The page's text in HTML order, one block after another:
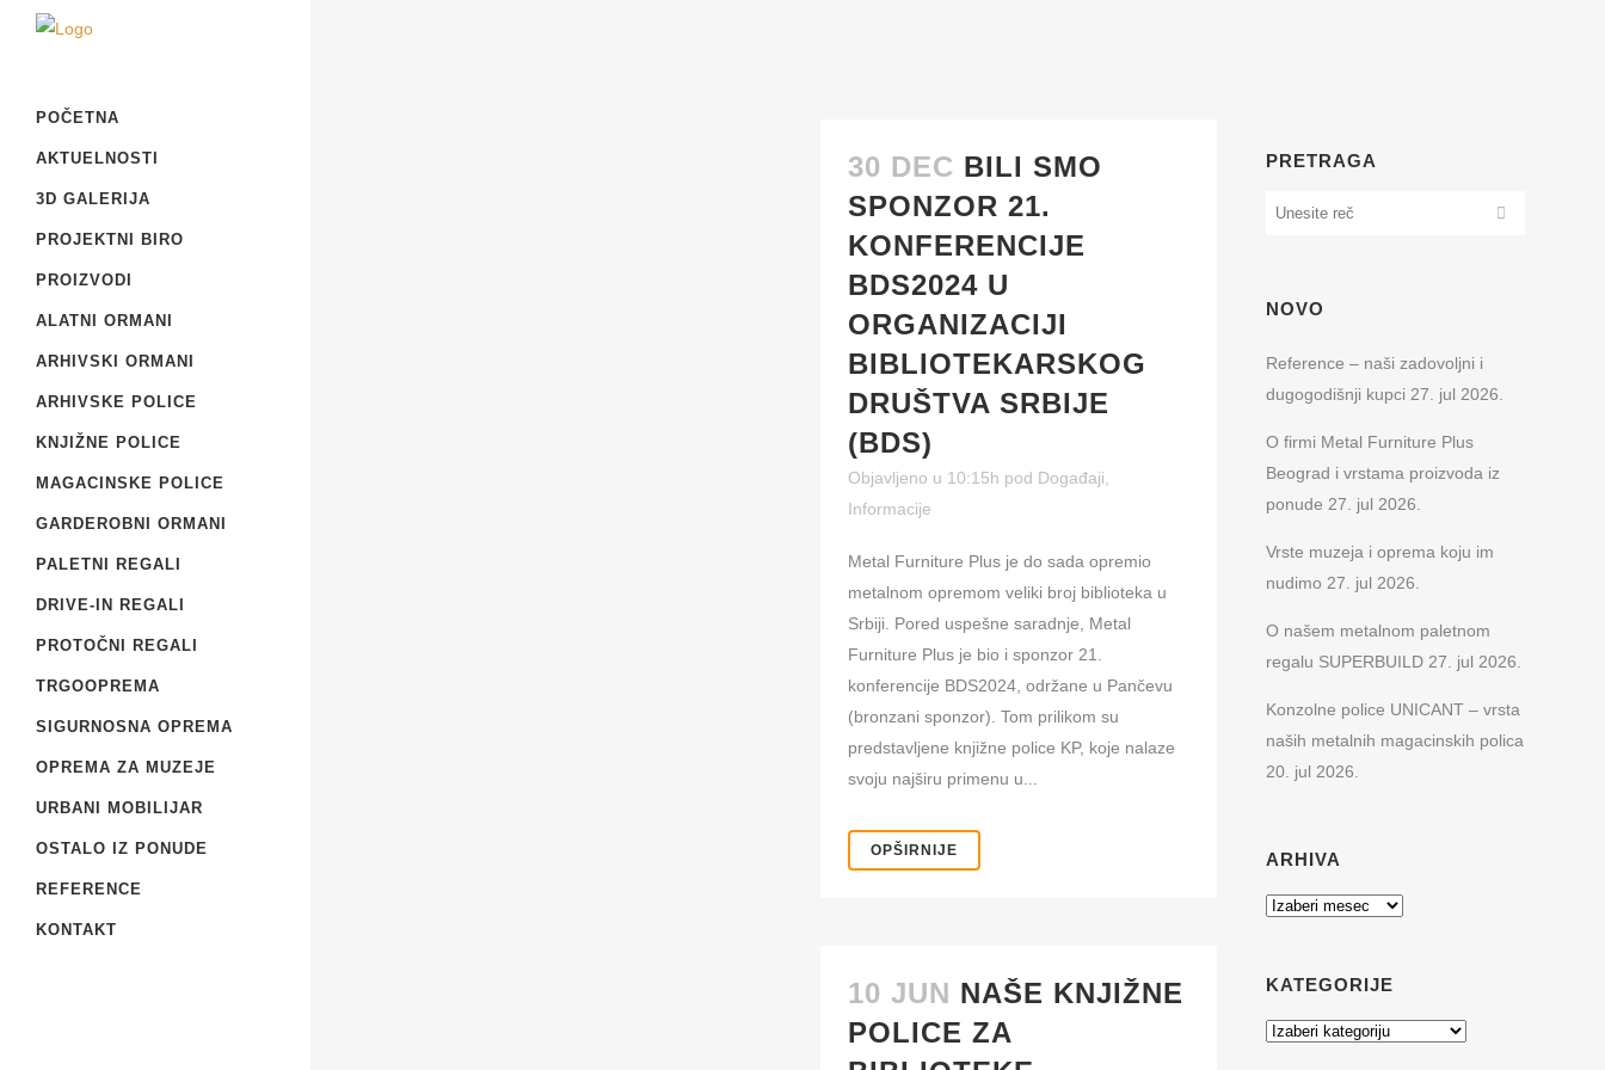
POČETNA
AKTUELNOSTI
3D GALERIJA
PROJEKTNI BIRO
PROIZVODI
ALATNI ORMANI
ARHIVSKI ORMANI
ARHIVSKE POLICE
KNJIŽNE POLICE
MAGACINSKE POLICE
GARDEROBNI ORMANI
PALETNI REGALI
DRIVE-IN REGALI
PROTOČNI REGALI
TRGOOPREMA
SIGURNOSNA OPREMA
OPREMA ZA MUZEJE
URBANI MOBILIJAR
OSTALO IZ PONUDE
REFERENCE
KONTAKT
30 DEC BILI SMO
SPONZOR 21.
KONFERENCIJE
BDS2024 U
ORGANIZACIJI
BIBLIOTEKARSKOG
DRUŠTVA SRBIJE
(BDS)
Objavljeno u 10:15h pod Događaji
Informacije
Metal Furniture Plus je do sada opremio
metalnom opremom veliki broj biblioteka u
Srbiji. Pored uspešne saradnje, Metal
Furniture Plus je bio i sponzor 21.
konferencije BDS2024, održane u Pančevu
(bronzani sponzor). Tom prilikom su
predstavljene knjižne police KP, koje nalaze
svoju najširu primenu u...
OPŠIRNIJE
10 JUN NAŠE KNJIŽNE
POLICE ZA
PRETRAGA
NOVO
Reference – naši zadovoljni i
dugogodišnji kupci 27. jul 2026.
O firmi Metal Furniture Plus
Beograd i vrstama proizvoda iz
ponude 27. jul 2026.
Vrste muzeja i oprema koju im
nudimo 27. jul 2026.
O našem metalnom paletnom
regalu SUPERBUILD 27. jul 2026.
Konzolne police UNICANT – vrsta
naših metalnih magacinskih polica
20. jul 2026.
ARHIVA
Arhiva
KATEGORIJE
Kategorije